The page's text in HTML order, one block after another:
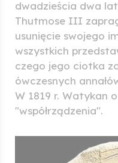
dwadzieścia dwa
Thutmose III
usunięcie swojego
wszystkich
czego jego ciotka
ówczesnych
W 1819 r. Watykan
"współrządzenia".